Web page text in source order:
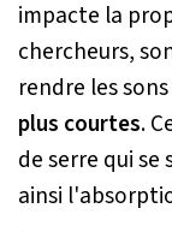
impacte la
chercheurs,
rendre les sons
plus courtes.
de serre qui
ainsi